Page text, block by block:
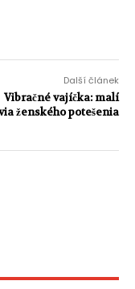
Další článek
Vibračné vajíčka: malí
ženského potešenia